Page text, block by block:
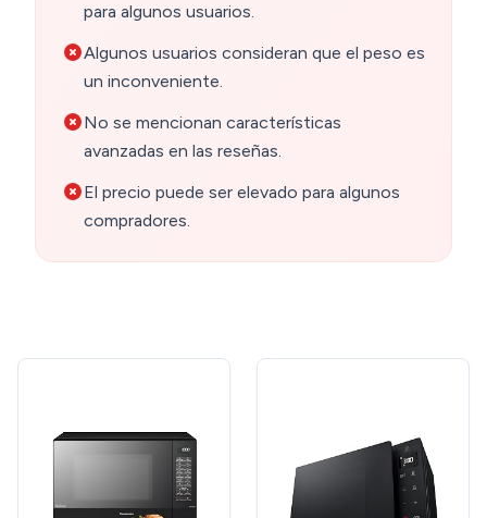
para algunos usuarios.
Algunos usuarios consideran que el peso es
un inconveniente.
No se mencionan características
avanzadas en las reseñas.
El precio puede ser elevado para algunos
compradores.